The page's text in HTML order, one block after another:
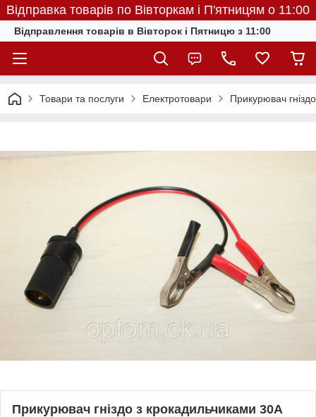
Відправка товарів по Вівторкам і П'ятницям о 11:00
Відправлення товарів в Вівторок і Пятницю з 11:00
Товари та послуги Електротовари Прикурювач
Прикурювач гніздо з крокадильчиками 30A